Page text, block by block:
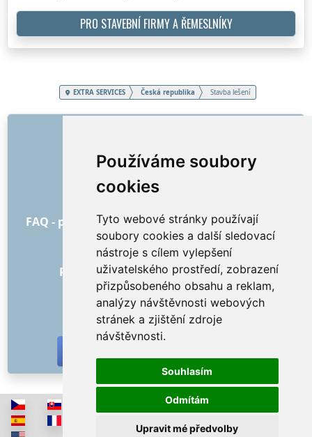
Používáme soubory
cookies
Tyto webové stránky používají
soubory cookies a další sledovací
nástroje s cílem vylepšení
uživatelského prostředí, zobrazení
přizpůsobeného obsahu a reklam,
analýzy návštěvnosti webových
stránek a zjištění zdroje
návštěvnosti.
Souhlasím
Odmítám
Upravit mé předvolby
PRO STAVEBNÍ FIRMY A ŘEMESLNÍKY
EXTRA SERVICES Česká republika Stavba lešení
O nás
Jak to všechno začalo
Ceník
FAQ - pro objednatele FAQ - pro poskytovatele
Reklama a marketing
Blog
Recenze objednávek s hodnocením
Kontakt
SOCIÁLNÍ SÍTĚ